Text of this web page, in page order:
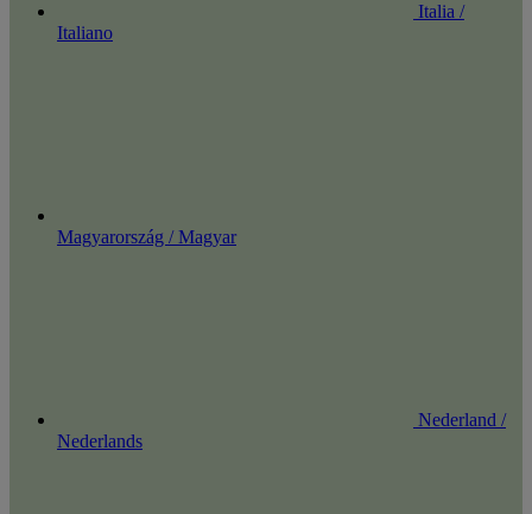
Italia /
Italiano
Magyarország / Magyar
Nederland /
Nederlands